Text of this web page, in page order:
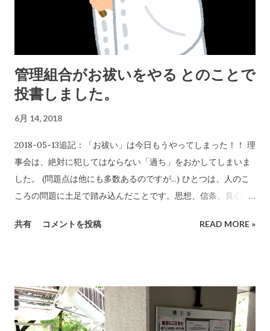
営にあたらねば、どんどん魅力のないマンションになってゆく
と日々感じています。 記事
管理組合がお祓いをやる とのことで
投書しました。
6月 14, 2018
2018-05-13追記：「お祓い」は今日もうやってしまった！！ 理
事会は、絶対に犯してはならない「過ち」をおかしてしまいま
した。 (問題点は他にも多数あるのですが...) ひとつは、人のこ
ころの問題に土足で踏み込んだことです。思想、信条、良心、
を考えるべきと私は思います。 本日 (2018-05-09) 、エントラ
かれている、「2月の事故の件」は全く知りませんでした。4月
上旬の「飛び降り自殺」の件も この貼り紙だけ の情報しか知り
共有 コメントを投稿 READ MORE »